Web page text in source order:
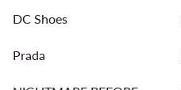
DC Shoes
Prada